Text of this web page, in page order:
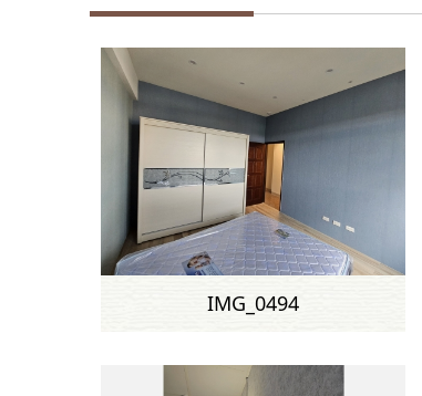
IMG_0494